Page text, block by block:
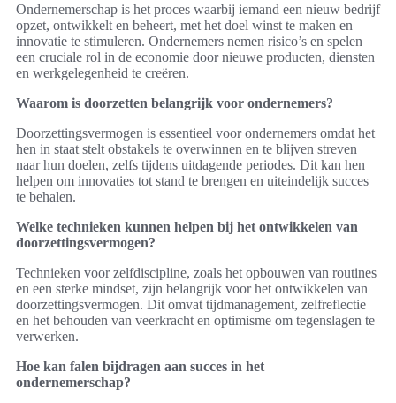
Ondernemerschap is het proces waarbij iemand een nieuw bedrijf
opzet, ontwikkelt en beheert, met het doel winst te maken en
innovatie te stimuleren. Ondernemers nemen risico’s en spelen
een cruciale rol in de economie door nieuwe producten, diensten
en werkgelegenheid te creëren.
Waarom is doorzetten belangrijk voor ondernemers?
Doorzettingsvermogen is essentieel voor ondernemers omdat het
hen in staat stelt obstakels te overwinnen en te blijven streven
naar hun doelen, zelfs tijdens uitdagende periodes. Dit kan hen
helpen om innovaties tot stand te brengen en uiteindelijk succes
te behalen.
Welke technieken kunnen helpen bij het ontwikkelen van
doorzettingsvermogen?
Technieken voor zelfdiscipline, zoals het opbouwen van routines
en een sterke mindset, zijn belangrijk voor het ontwikkelen van
doorzettingsvermogen. Dit omvat tijdmanagement, zelfreflectie
en het behouden van veerkracht en optimisme om tegenslagen te
verwerken.
Hoe kan falen bijdragen aan succes in het
ondernemerschap?